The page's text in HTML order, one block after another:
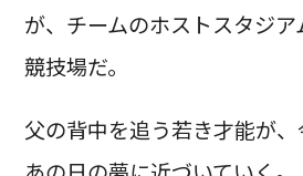
が、チームのホストスタジ
競技場だ。
父の背中を追う若き才能が、